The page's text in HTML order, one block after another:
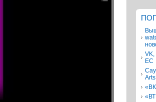
VK,
ЕС
Arts